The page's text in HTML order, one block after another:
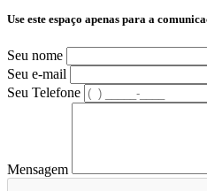
Use este espaço apenas para a
Seu nome
Seu e-mail
Seu Telefone
Mensagem